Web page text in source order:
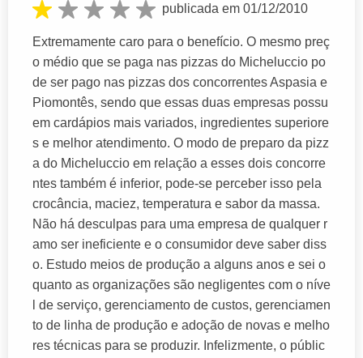
publicada em 01/12/2010
Extremamente caro para o benefício. O mesmo preç
o médio que se paga nas pizzas do Micheluccio po
de ser pago nas pizzas dos concorrentes Aspasia e
Piomontês, sendo que essas duas empresas possu
em cardápios mais variados, ingredientes superiore
s e melhor atendimento. O modo de preparo da pizz
a do Micheluccio em relação a esses dois concorre
ntes também é inferior, pode-se perceber isso pela
crocância, maciez, temperatura e sabor da massa.
Não há desculpas para uma empresa de qualquer r
amo ser ineficiente e o consumidor deve saber diss
o. Estudo meios de produção a alguns anos e sei o
quanto as organizações são negligentes com o níve
l de serviço, gerenciamento de custos, gerenciamen
to de linha de produção e adoção de novas e melho
res técnicas para se produzir. Infelizmente, o públic